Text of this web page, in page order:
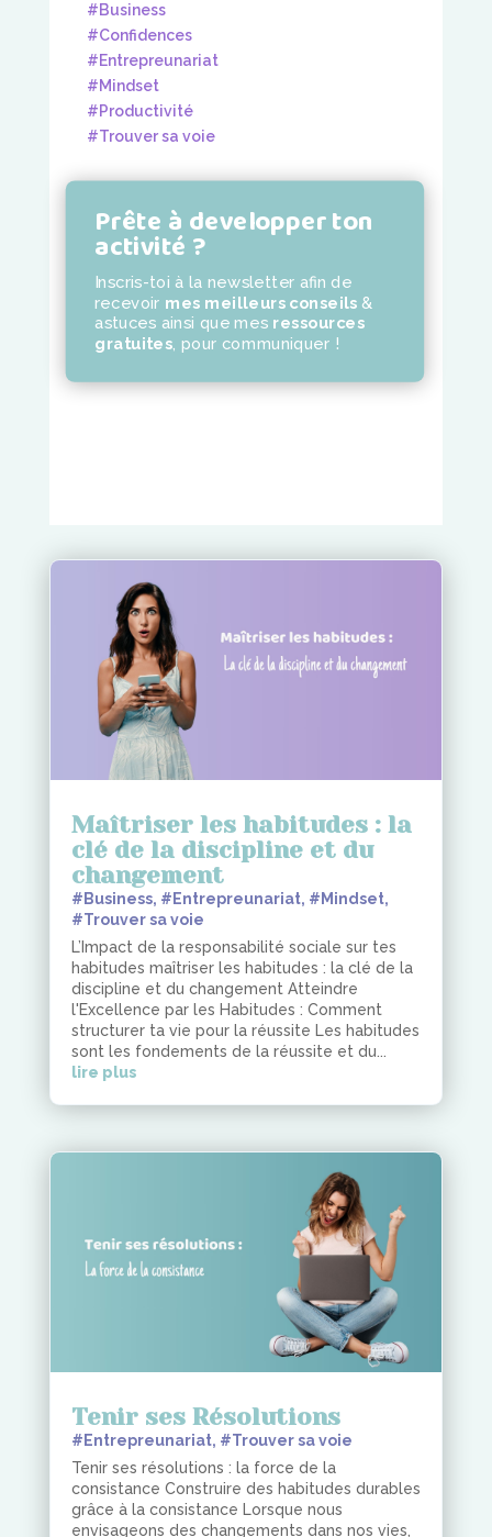
#Business
#Confidences
#Entrepreunariat
#Mindset
#Productivité
#Trouver sa voie
Prête à developper ton
activité ?
Inscris-toi à la newsletter afin de
recevoir mes meilleurs conseils &
astuces ainsi que mes ressources
gratuites pour communiquer !
Maîtriser les habitudes : la
clé de la discipline et du
changement
#Business, #Entrepreunariat, #Mindset,
#Trouver sa voie
L’Impact de la responsabilité sociale sur tes
habitudes maîtriser les habitudes : la clé de la
discipline et du changement Atteindre
l'Excellence par les Habitudes : Comment
structurer ta vie pour la réussite Les habitudes
sont les fondements de la réussite et du...
lire plus
Tenir ses Résolutions
#Entrepreunariat, #Trouver sa voie
Tenir ses résolutions : la force de la
consistance Construire des habitudes durables
grâce à la consistance Lorsque nous
envisageons des changements dans nos vies,